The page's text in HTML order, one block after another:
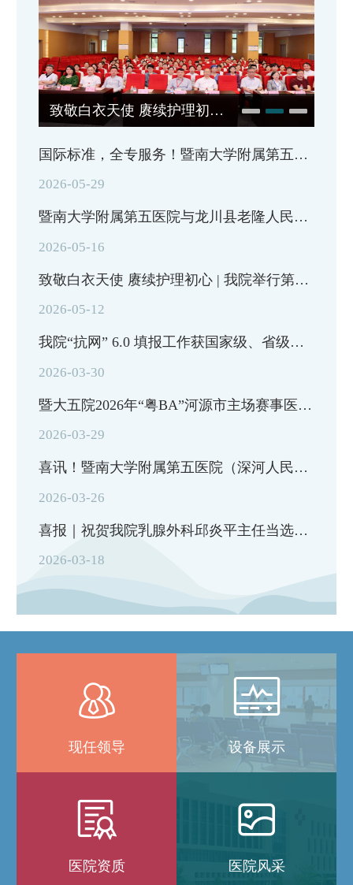
致敬白衣天使 赓续护理初心 | 我院举行第115个国际护士节表彰暨情景汇演活动
国际标准，全专服务！暨南大学附属第五医院“港源协作全专联合中心”正式揭...
2026-05-29
暨南大学附属第五医院与龙川县老隆人民医院共建医联体，优质医疗资源下沉惠...
2026-05-16
致敬白衣天使 赓续护理初心 | 我院举行第115个国际护士节表彰暨情景汇演活动
2026-05-12
我院“抗网” 6.0 填报工作获国家级、省级表扬，鲁雨心药师受邀分享实战经验
2026-03-30
暨大五院2026年“粤BA”河源市主场赛事医疗保障及场外义诊活动圆满举行
2026-03-29
喜讯！暨南大学附属第五医院（深河人民医院）骨科中心获批 “十四五” 国家...
2026-03-26
喜报｜祝贺我院乳腺外科邱炎平主任当选广东省医学教育协会乳腺疾病专业委员...
2026-03-18

现任领导

设备展示

医院资质

医院风采